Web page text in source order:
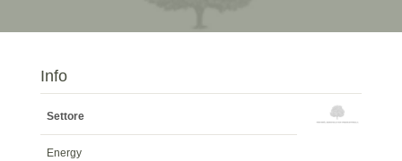
Info
Settore
Energy